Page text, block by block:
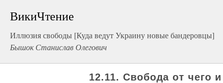
ВикиЧтение
Иллюзия свободы [Куда ведут Украину новые бандеровцы]
Бышок Станислав Олегович
12.11. Свобода от чего